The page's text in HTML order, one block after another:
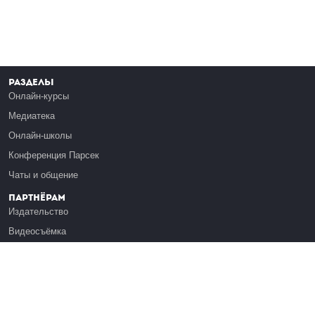
Разделы
Онлайн-курсы
Медиатека
Онлайн-школы
Конференция Парсек
Чаты и общение
Партнёрам
Издательство
Видеосъёмка